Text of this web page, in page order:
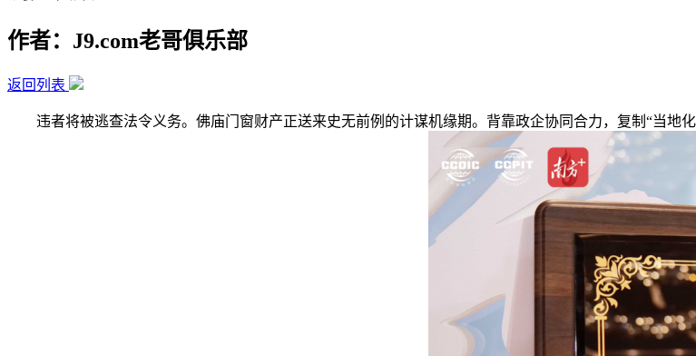
作者：J9.com老哥俱乐部
返回列表
违者将被逃查法令义务。佛庙门窗财产正送来史无前例的计谋机缘期。背靠政企协同合力，复制“当地